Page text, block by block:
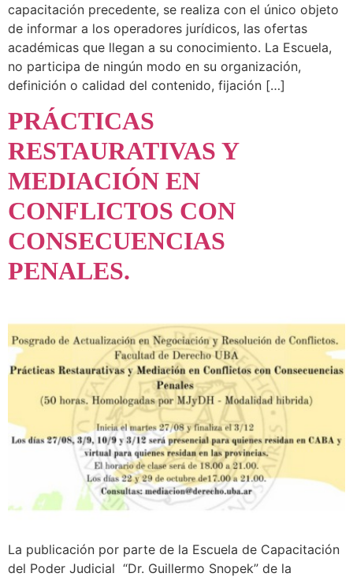
capacitación precedente, se realiza con el único objeto
de informar a los operadores jurídicos, las ofertas
académicas que llegan a su conocimiento. La Escuela,
no participa de ningún modo en su organización,
definición o calidad del contenido, fijación […]
PRÁCTICAS
RESTAURATIVAS Y
MEDIACIÓN EN
CONFLICTOS CON
CONSECUENCIAS
PENALES.
La publicación por parte de la Escuela de Capacitación
del Poder Judicial “Dr. Guillermo Snopek” de la